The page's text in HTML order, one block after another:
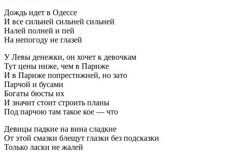
Дождь идет в Одессе
И все сильней сильней сильней
Налей полней и пей
На непогоду не глазей
У Левы денежки, он хочет к девочкам
Тут цены ниже, чем в Париже
И в Париже попрестижней, но зато
Парчой и бусами
Богаты бюсты их
И значит стоит строить планы
Под парчою там такое кое — что
Девицы падкие на вина сладкие
От этой смазки блещут глазки без подсказки
Только ласки не жалей